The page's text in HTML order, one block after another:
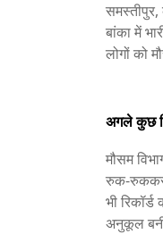
समस्तीपुर,
बांका में
लोगों को
अगले कुछ
मौसम
रुक-रुककर
भी
अनुकूल